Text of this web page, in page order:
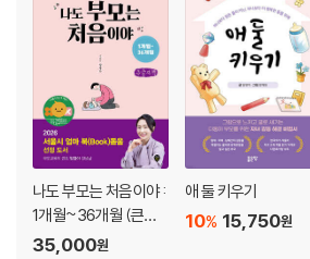
훈육은 시작한 사람이 끝맺음을 해요.
훈육에 대한 의논을 할 때 지켜야 할 것이 있어요.
2. 관계
형제, 자매, 남매 관계
아이들의 싸움에는 반드시 이유가 있어요.
퇴행 행동은 해결의 시작이에요.
부모가 하면 안 되는 말이 있어요.
아이들의 싸움을 예방해요.
아이들의 싸움을 잘 해결해요.
나도 부모는 처음이야 :
1개월~36개월 (큰글
자도서)
35,000원
애 둘 키우기
15,750원
10%